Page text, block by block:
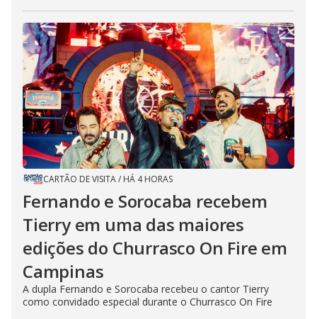
CARTÃO DE VISITA/ HÁ 4 HORAS
Fernando e Sorocaba recebem
Tierry em uma das maiores
edições do Churrasco On Fire em
Campinas
A dupla Fernando e Sorocaba recebeu o cantor Tierry
como convidado especial durante o Churrasco On Fire